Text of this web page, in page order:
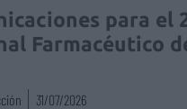
para el
Farmacéutico
31/07/2026